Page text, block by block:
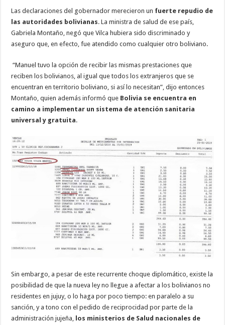
Las declaraciones del gobernador merecieron un fuerte repudio de
las autoridades bolivianas. La ministra de salud de ese país,
Gabriela Montaño, negó que Vilca hubiera sido discriminado y
aseguro que, en efecto, fue atendido como cualquier otro boliviano.
“Manuel tuvo la opción de recibir las mismas prestaciones que
reciben los bolivianos, al igual que todos los extranjeros que se
encuentran en territorio boliviano, si así lo necesitan”, dijo entonces
Montaño, quien además informó que Bolivia se encuentra en
camino a implementar un sistema de atención sanitaria
universal y gratuita.
Sin embargo, a pesar de este recurrente choque diplomático, existe la
posibilidad de que la nueva ley no llegue a afectar a los bolivianos no
residentes en jujuy, o lo haga por poco tiempo: en paralelo a su
sanción, y a tono con el pedido de reciprocidad por parte de la
administración jujeña, los ministerios de Salud nacionales de